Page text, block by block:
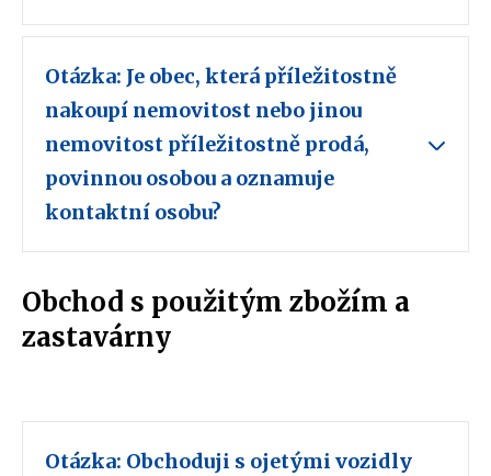
Otázka: Je obec, která příležitostně
nakoupí nemovitost nebo jinou
nemovitost příležitostně prodá,
povinnou osobou a oznamuje
kontaktní osobu?
Obchod s použitým zbožím a
zastavárny
Otázka: Obchoduji s ojetými vozidly